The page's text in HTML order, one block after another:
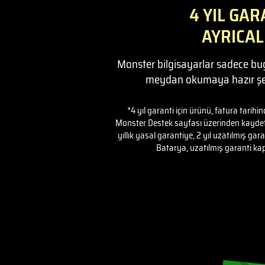
4 YIL
Monster bilgisayarlar sadece
meydan okumaya hazır
*4 yıl garanti için ürünü, fatura
Monster Destek sayfası üzerinden
yıllık yasal garantiye, 2 yıl uzatılmış
Batarya, uzatılmış garanti